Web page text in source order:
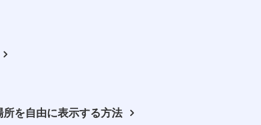
を自由に表示する方法